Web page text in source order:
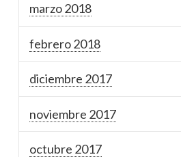
marzo 2018
febrero 2018
diciembre 2017
noviembre 2017
octubre 2017